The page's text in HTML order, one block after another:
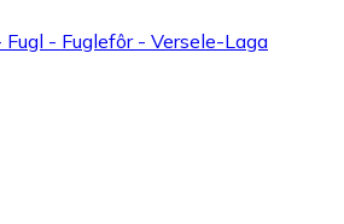
- Fuglefôr - Versele-Laga